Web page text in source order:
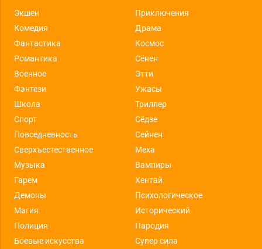
Экшен
Приключения
Комедия
Драма
Фантастика
Космос
Романтика
Сёнен
Военное
Этти
Фэнтези
Ужасы
Школа
Триллер
Спорт
Сёдзе
Повседневность
Сейнен
Сверхъестественное
Меха
Музыка
Вампиры
Гарем
Хентай
Демоны
Психологическое
Магия
Исторический
Полиция
Пародия
Боевые искусства
Супер сила